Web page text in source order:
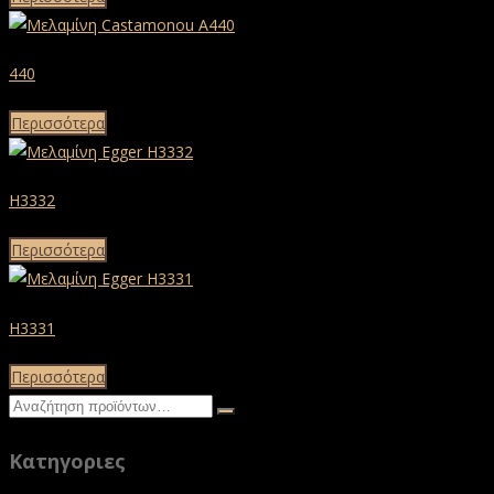
440
Περισσότερα
H3332
Περισσότερα
H3331
Περισσότερα
Κατηγοριες